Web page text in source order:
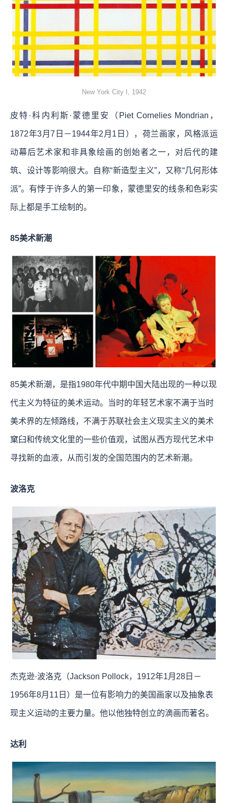
New York City I, 1942
皮特·科内利斯·蒙德里安（Piet Cornelies Mondrian，
1872年3月7日－1944年2月1日），荷兰画家，风格派运
动幕后艺术家和非具象绘画的创始者之一，对后代的建
筑、设计等影响很大。自称“新造型主义”，又称“几何形体
派”。有悖于许多人的第一印象，蒙德里安的线条和色彩实
际上都是手工绘制的。
85美术新潮
85美术新潮，是指1980年代中期中国大陆出现的一种以现
代主义为特征的美术运动。当时的年轻艺术家不满于当时
美术界的左倾路线，不满于苏联社会主义现实主义的美术
窠臼和传统文化里的一些价值观，试图从西方现代艺术中
寻找新的血液，从而引发的全国范围内的艺术新潮。
波洛克
杰克逊·波洛克（Jackson Pollock，1912年1月28日－
1956年8月11日）是一位有影响力的美国画家以及抽象表
现主义运动的主要力量。他以他独特创立的滴画而著名。
达利